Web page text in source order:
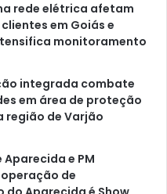
rede elétrica afetam
em Goiás e
monitoramento
integrada combate
em área de proteção
região de Varjão
e PM
de